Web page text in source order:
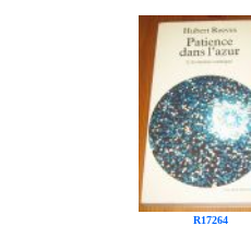
R17264